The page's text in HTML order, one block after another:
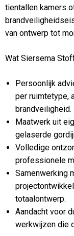
tientallen kamers
van ontwerp tot
Wat Siersema
Persoonlijk
per ruimtetype,
brandveiligheid.
Maatwerk uit
gelaserde
Volledige
professionele
Samenwerking
totaalontwerp.
Aandacht voor
werkwijzen die